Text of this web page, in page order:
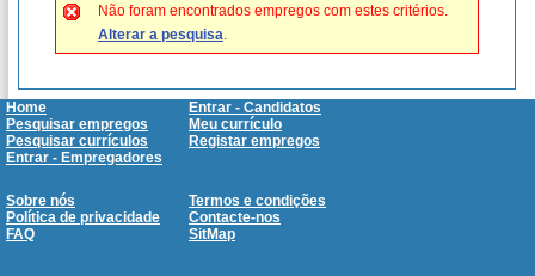
Não foram encontrados empregos com estes critérios.
Alterar a pesquisa.
Home
Entrar - Candidatos
Pesquisar empregos
Meu currículo
Pesquisar currículos
Registar empregos
Entrar - Empregadores
Sobre nós
Termos e condições
Política de privacidade
Contacte-nos
FAQ
SitMap